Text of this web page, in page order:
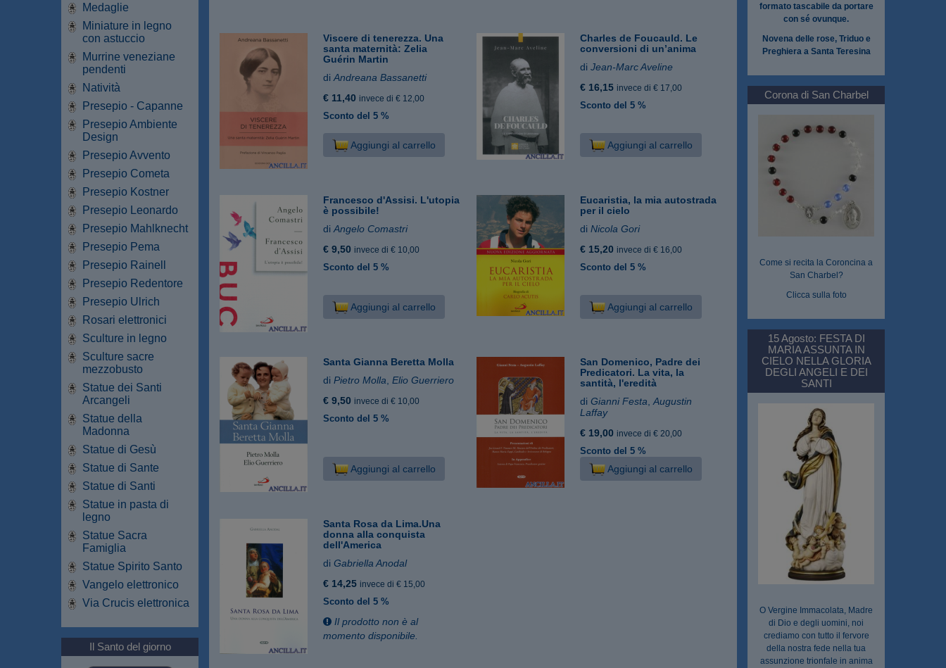
Medaglie
Miniature in legno
con astuccio
Murrine veneziane
pendenti
Natività
Presepio - Capanne
Presepio Ambiente
Design
Presepio Avvento
Presepio Cometa
Presepio Kostner
Presepio Leonardo
Presepio Mahlknecht
Presepio Pema
Presepio Rainell
Presepio Redentore
Presepio Ulrich
Rosari elettronici
Sculture in legno
Sculture sacre
mezzobusto
Statue dei Santi
Arcangeli
Statue della
Madonna
Statue di Gesù
Statue di Sante
Statue di Santi
Statue in pasta di
legno
Statue Sacra
Famiglia
Statue Spirito Santo
Vangelo elettronico
Via Crucis elettronica
Il Santo del giorno
Viscere di tenerezza. Una
santa maternità: Zelia
Guérin Martin
diAndreana Bassanetti
€ 11,40 invece di € 12,00
Sconto del 5 %
Aggiungi al carrello
Charles de Foucauld. Le
conversioni di un’anima
diJean-Marc Aveline
€ 16,15 invece di € 17,00
Sconto del 5 %
Aggiungi al carrello
Francesco d'Assisi. L'utopia
è possibile!
diAngelo Comastri
€ 9,50 invece di € 10,00
Sconto del 5 %
Aggiungi al carrello
Eucaristia, la mia autostrada
per il cielo
diNicola Gori
€ 15,20 invece di € 16,00
Sconto del 5 %
Aggiungi al carrello
Santa Gianna Beretta Molla
diPietro Molla ,Elio Guerriero
€ 9,50 invece di € 10,00
Sconto del 5 %
Aggiungi al carrello
San Domenico, Padre dei
Predicatori. La vita, la
santità, l'eredità
diGianni Festa ,Augustin
Laffay
€ 19,00 invece di € 20,00
Sconto del 5 %
Aggiungi al carrello
Santa Rosa da Lima.Una
donna alla conquista
dell'America
diGabriella Anodal
€ 14,25 invece di € 15,00
Sconto del 5 %
Il prodotto non è al
momento disponibile.
formato tascabile da portare
con sé ovunque.
Novena delle rose, Triduo e
Preghiera a Santa Teresina
Corona di San Charbel
Come si recita la Coroncina a
San Charbel?
Clicca sulla foto
15 Agosto: FESTA DI
MARIA ASSUNTA IN
CIELO NELLA GLORIA
DEGLI ANGELI E DEI
SANTI
O Vergine Immacolata, Madre
di Dio e degli uomini, noi
crediamo con tutto il fervore
della nostra fede nella tua
assunzione trionfale in anima